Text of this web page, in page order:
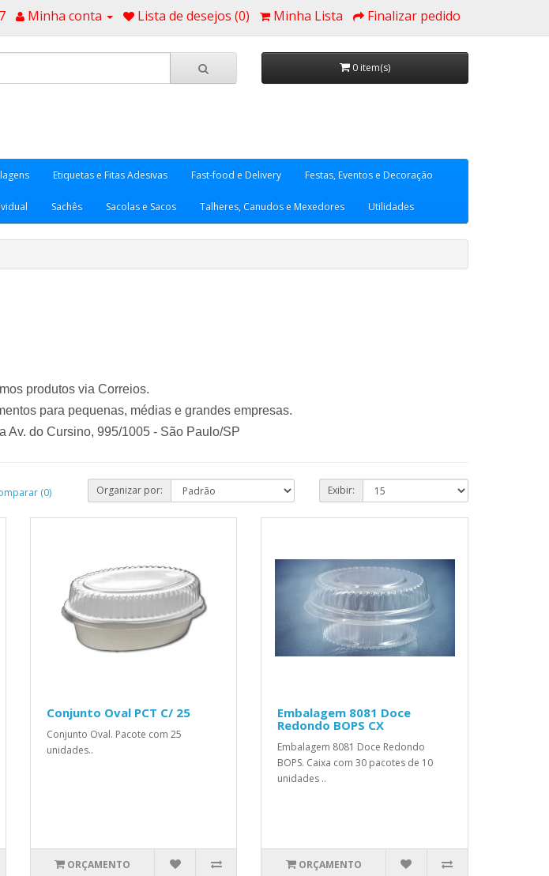
Minha conta Lista de desejos (0) Minha Lista Finalizar pedido
0 item(s)
Etiquetas e Fitas Adesivas Fast-food e Delivery Festas, Eventos e Decoração
Sachês Sacolas e Sacos Talheres, Canudos e Mexedores Utilidades
produtos via Correios.
para pequenas, médias e grandes empresas.
Av. do Cursino, 995/1005 - São Paulo/SP
(0) Organizar por: Exibir:
Conjunto Oval PCT C/ 25
Conjunto Oval. Pacote com 25
unidades..
ORÇAMENTO
Embalagem 8081 Doce
Redondo BOPS CX
Embalagem 8081 Doce Redondo
BOPS. Caixa com 30 pacotes de 10
unidades ..
ORÇAMENTO